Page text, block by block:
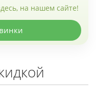
на нашем сайте!